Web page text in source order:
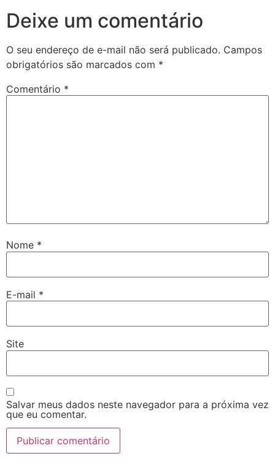
Deixe um comentário
O seu endereço de e-mail não será publicado. Campos
obrigatórios são marcados com *
Comentário *
Nome *
E-mail *
Site
Salvar meus dados neste navegador para a próxima vez
que eu comentar.